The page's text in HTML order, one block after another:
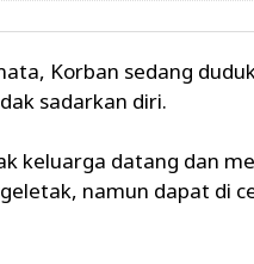
Korban sedang
sadarkan diri.
keluarga datang dan
namun dapat di